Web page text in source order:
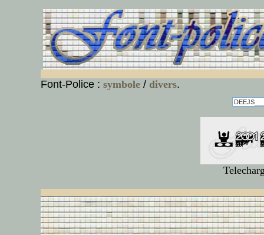
Font-Police : symbole/ divers.